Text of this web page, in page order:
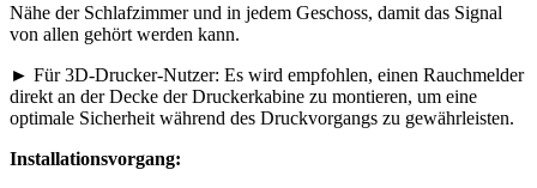
Nähe der Schlafzimmer und in jedem Geschoss, damit das Signal
von allen gehört werden kann.
► Für 3D-Drucker-Nutzer: Es wird empfohlen, einen Rauchmelder
direkt an der Decke der Druckerkabine zu montieren, um eine
optimale Sicherheit während des Druckvorgangs zu gewährleisten.
Installationsvorgang: